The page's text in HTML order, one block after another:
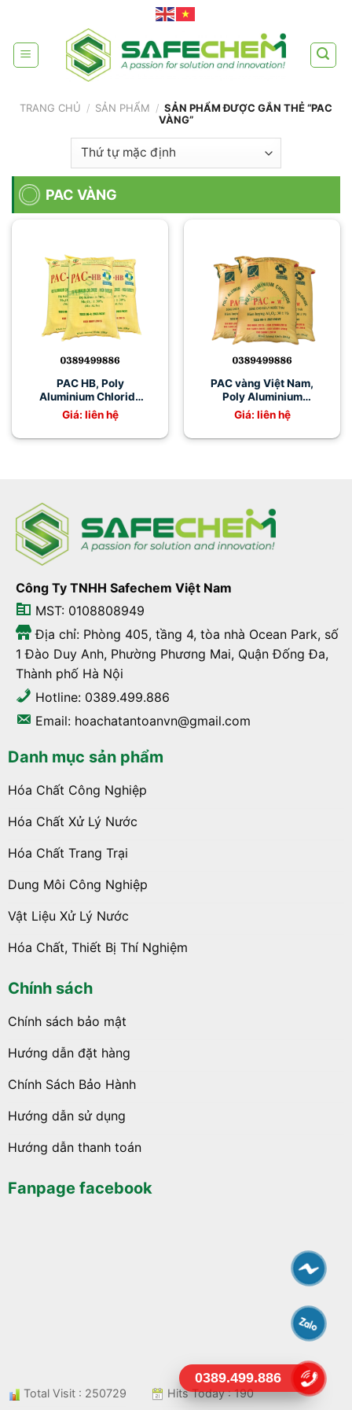
content
TRANG CHỦ / SẢN PHẨM / SẢN PHẨM ĐƯỢC GẮN THẺ “PAC
VÀNG”
PAC VÀNG
PAC HB, Poly
Aluminium Chloride
31% Việt Trì
Giá: liên hệ
PAC vàng Việt Nam,
Poly Aluminium
Chloride PAC W Việt
Trì
Giá: liên hệ
Công Ty TNHH Safechem Việt Nam
MST: 0108808949
Địa chỉ: Phòng 405, tầng 4, tòa nhà Ocean Park, số
1 Đào Duy Anh, Phường Phương Mai, Quận Đống Đa,
Thành phố Hà Nội
Hotline: 0389.499.886
Email: hoachatantoanvn@gmail.com
Danh mục sản phẩm
Hóa Chất Công Nghiệp
Hóa Chất Xử Lý Nước
Hóa Chất Trang Trại
Dung Môi Công Nghiệp
Vật Liệu Xử Lý Nước
Hóa Chất, Thiết Bị Thí Nghiệm
Chính sách
Chính sách bảo mật
Hướng dẫn đặt hàng
Chính Sách Bảo Hành
Hướng dẫn sử dụng
Hướng dẫn thanh toán
Fanpage facebook
Total Visit : 250729 Hits Today : 190
0389.499.886